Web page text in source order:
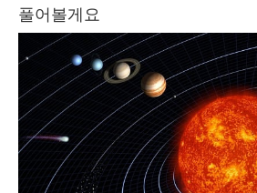
풀어볼게요